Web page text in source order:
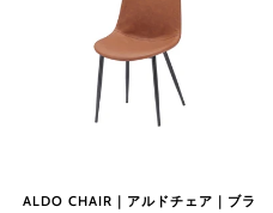
ALDO CHAIR｜アルドチェア｜ブラ